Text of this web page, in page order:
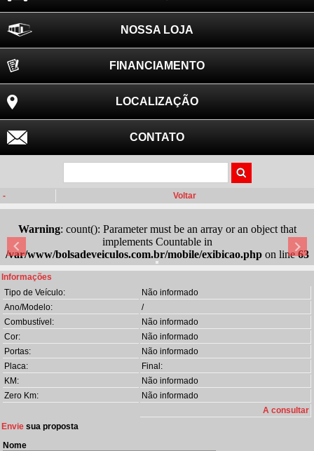
NOSSA LOJA
FINANCIAMENTO
LOCALIZAÇÃO
CONTATO
- Voltar
Warning: count(): Parameter must be an array or an object that
implements Countable in
/var/www/bolsadeveiculos.com.br/mobile/exibicao.phpon line63
Informações
Tipo de Veículo:
Não informado
Ano/Modelo:
/
Combustível:
Não informado
Cor:
Não informado
Portas:
Não informado
Placa:
Final:
KM:
Não informado
Zero Km:
Não informado
A consultar
Envie sua proposta
Nome